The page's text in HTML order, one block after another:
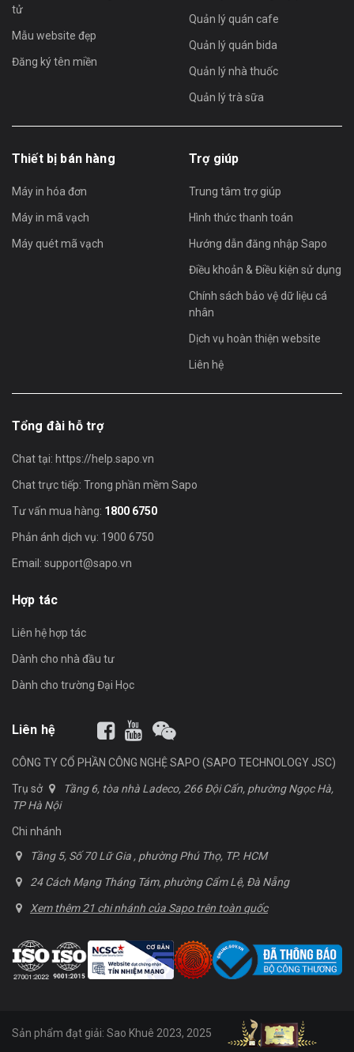
tử
Mẫu website đẹp
Đăng ký tên miền
Quản lý quán cafe
Quản lý quán bida
Quản lý nhà thuốc
Quản lý trà sữa
Thiết bị bán hàng
Máy in hóa đơn
Máy in mã vạch
Máy quét mã vạch
Trợ giúp
Trung tâm trợ giúp
Hình thức thanh toán
Hướng dẫn đăng nhập Sapo
Điều khoản & Điều kiện sử dụng
Chính sách bảo vệ dữ liệu cá
nhân
Dịch vụ hoàn thiện website
Liên hệ
Tổng đài hỗ trợ
Chat tại: https://help.sapo.vn
Chat trực tiếp: Trong phần mềm Sapo
Tư vấn mua hàng: 1800 6750
Phản ánh dịch vụ: 1900 6750
Email: support@sapo.vn
Hợp tác
Liên hệ hợp tác
Dành cho nhà đầu tư
Dành cho trường Đại Học
Liên hệ
CÔNG TY CỔ PHẦN CÔNG NGHỆ SAPO (SAPO TECHNOLOGY JSC)
Trụ sở
Tầng 6, tòa nhà Ladeco, 266 Đội Cấn, phường Ngọc Hà,
TP Hà Nội
Chi nhánh
Tầng 5, Số 70 Lữ Gia , phường Phú Thọ, TP. HCM
24 Cách Mạng Tháng Tám, phường Cẩm Lệ, Đà Nẵng
Xem thêm 21 chi nhánh của Sapo trên toàn quốc
Sản phẩm đạt giải: Sao Khuê 2023, 2025